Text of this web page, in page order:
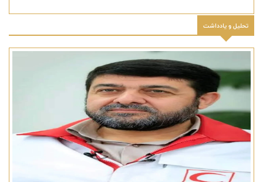
عکاسان، دانشجویان، کارگران، تولیدکنندگان، صنعتگران، کشاورزان، اصناف،
خیران و خانواده‌هایی که با نذر و خدمت، سهمی در این حرکت مردمی دارند،
همگی بخشی از روایت اربعین هستند.
تحلیل و یادداشت